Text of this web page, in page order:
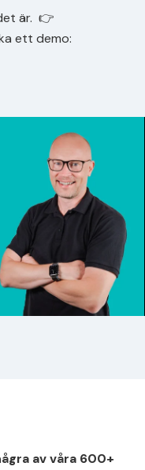
är. 👉
ett demo:
av våra 600+